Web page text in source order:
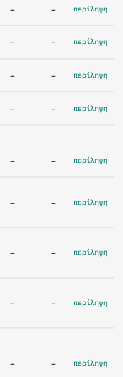
- - περίληψη
- - περίληψη
- - περίληψη
- - περίληψη
- - περίληψη
- - περίληψη
- - περίληψη
- - περίληψη
- - περίληψη